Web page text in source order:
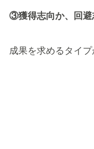
③獲得志向か、回避
成果を求めるタイプ